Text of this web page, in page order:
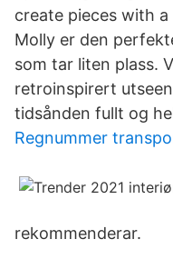
create pieces with
Molly er den
som tar liten plass.
retroinspirert
tidsånden fullt og
Regnummer
rekommenderar.